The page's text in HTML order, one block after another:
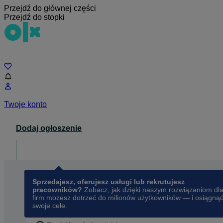
Przejdź do głównej części
Przejdź do stopki
Twoje konto
Dodaj ogłoszenie
Sprzedajesz, oferujesz usługi lub rekrutujesz
pracowników? Zobacz, jak dzięki naszym rozwiązaniom dla
firm możesz dotrzeć do milionów użytkowników — i osiągnąć
swoje cele.